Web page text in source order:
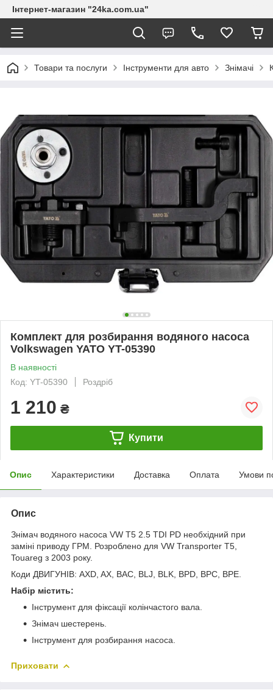
Інтернет-магазин "24ka.com.ua"
Товари та послуги Інструменти для авто Знімачі
Комплект для розбирання водяного насоса
Volkswagen YATO YT-05390
В наявності
Код: YT-05390
Роздріб
1 210 ₴
Купити
Опис Характеристики Доставка Оплата Умови
Опис
Знімач водяного насоса VW T5 2.5 TDI PD необхідний при
заміні приводу ГРМ. Розроблено для VW Transporter T5,
Touareg з 2003 року.
Коди ДВИГУНІВ: AXD, AX, BAC, BLJ, BLK, BPD, BPC, BPE.
Набір містить:
Інструмент для фіксації колінчастого вала.
Знімач шестерень.
Інструмент для розбирання насоса.
Приховати